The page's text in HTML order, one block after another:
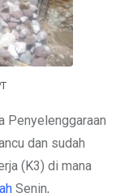
Penyelenggaraan
dan sudah
(K3) di mana
Senin,